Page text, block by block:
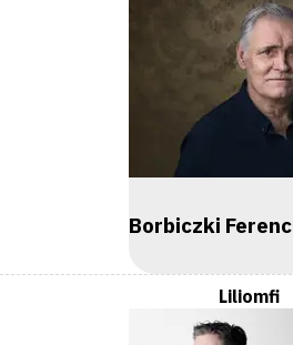
Borbiczki Ferenc
Liliomfi